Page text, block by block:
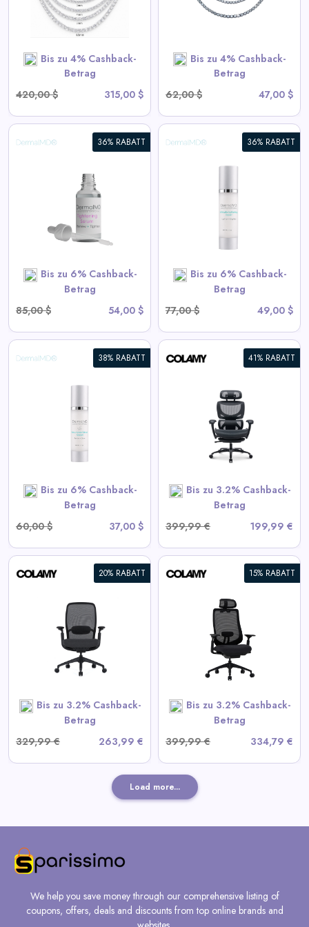
Bis zu 4% Cashback-
Betrag
420,00 $
315,00 $
Bis zu 4% Cashback-
Betrag
62,00 $
47,00 $
View All Miles Deals
SHOP NOW
36% RABATT
Bis zu 6% Cashback-
Betrag
85,00 $
54,00 $
36% RABATT
Bis zu 6% Cashback-
Betrag
77,00 $
49,00 $
Intim Aufhellungsserum
View All DermalMD Deals
SHOP NOW
38% RABATT
Bis zu 6% Cashback-
Betrag
60,00 $
37,00 $
41% RABATT
Bis zu 3.2% Cashback-
Betrag
399,99 €
199,99 €
Ergonomischer Bürostuhl
View All Colamy Deals
SHOP NOW
20% RABATT
Bis zu 3.2% Cashback-
Betrag
329,99 €
263,99 €
15% RABATT
Bis zu 3.2% Cashback-
Betrag
399,99 €
334,79 €
COLAMY ATLAS-01 Exekutive
Ergonomischer Bürostuhl
View All Colamy Deals
SHOP NOW
Load more...
We help you save money through our comprehensive listing of
coupons, offers, deals and discounts from top online brands and